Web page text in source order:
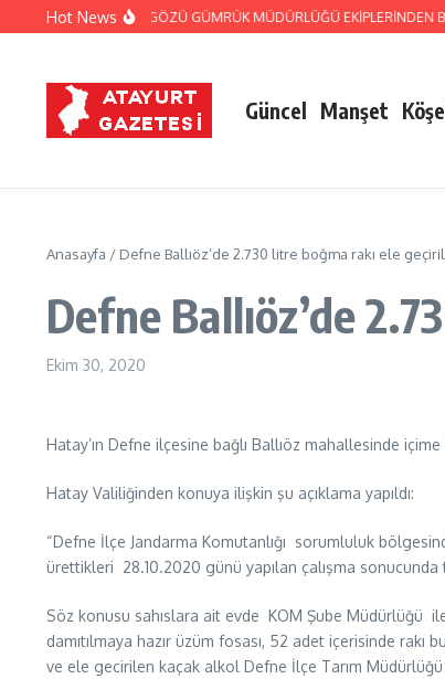
İçeriğe atlaHot News
JANDARMA VE CİLVEGÖZÜ GÜMRÜK MÜDÜRLÜĞÜ EKİPLERİNDEN
Güncel Manşet
Anasayfa / Defne Ballıöz’de 2.730 litre boğma rakı ele
Defne Ballıöz’de
Ekim 30, 2020
Hatay’ın Defne ilçesine bağlı Ballıöz mahallesinde
Hatay Valiliğinden konuya ilişkin şu açıklama yapıldı:
“Defne İlçe Jandarma Komutanlığı sorumluluk
ürettikleri 28.10.2020 günü yapılan çalışma
Söz konusu sahıslara ait evde KOM Şube Müdürlüğü
damıtılmaya hazır üzüm fosası, 52 adet içerisinde
ve ele gecirilen kaçak alkol Defne İlçe Tarım